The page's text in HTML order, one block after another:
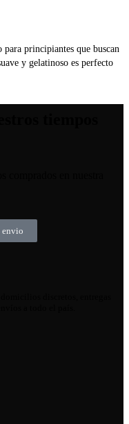
para principiantes que buscan
y gelatinoso es perfecto
envio